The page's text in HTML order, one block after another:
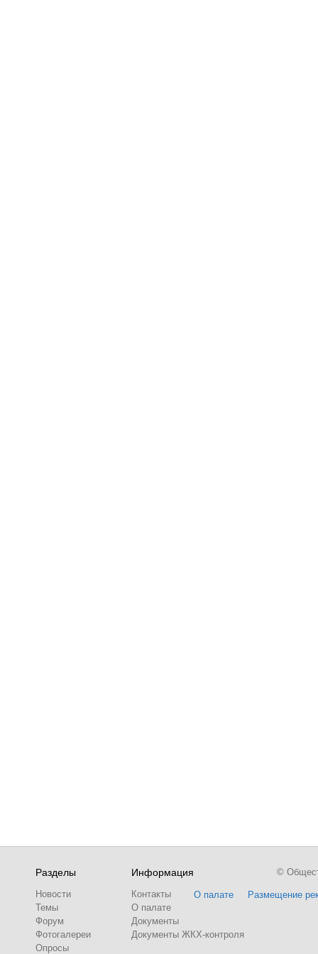
Разделы
Новости
Темы
Форум
Фотогалереи
Опросы
Информация
Контакты
О палате
Документы
Документы ЖКХ-контроля
О палате Размещение
©